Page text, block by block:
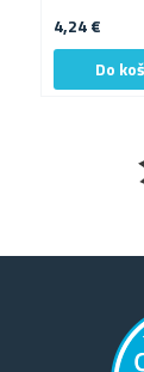
4,24 €